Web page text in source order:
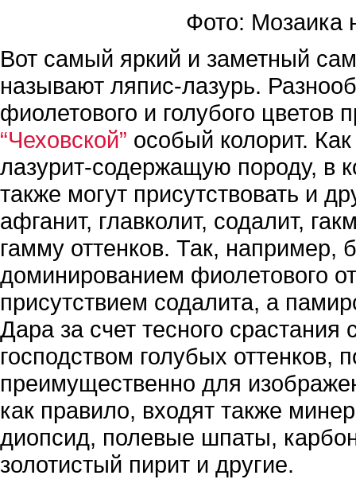
Фото: Мозаика
Вот самый яркий и заметный
называют ляпис-лазурь.
фиолетового и голубого
“Чеховской” особый колорит.
лазурит-содержащую породу, в
также могут присутствовать и
афганит, главколит, содалит,
гамму оттенков. Так, например,
доминированием фиолетового
присутствием содалита, а
Дара за счет тесного срастания
господством голубых оттенков,
преимущественно для
как правило, входят также
диопсид, полевые шпаты,
золотистый пирит и другие.